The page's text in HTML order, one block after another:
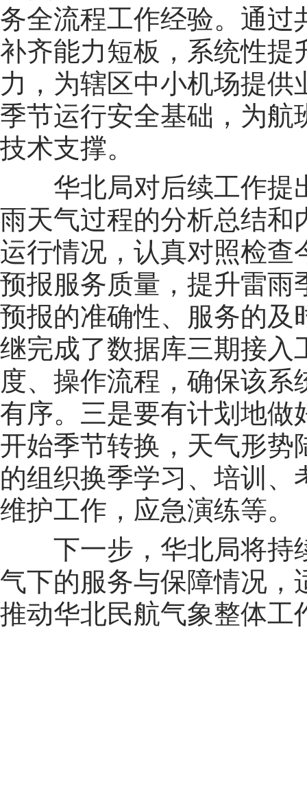
务全流程工作经验。通过
补齐能力短板，系统性提
力，为辖区中小机场提
季节运行安全基础，为航
技术支撑。
华北局对后续工作提
雨天气过程的分析总结和
运行情况，认真对照检查
预报服务质量，提升雷雨
预报的准确性、服务的及
继完成了数据库三期接入
度、操作流程，确保该
有序。三是要有计划地做
开始季节转换，天气形势
的组织换季学习、培训
维护工作，应急演练等。
下一步，华北局将持
气下的服务与保障情况，
推动华北民航气象整体工